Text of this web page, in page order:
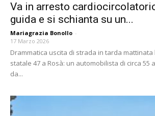
Va in arresto
guida e si schianta su un...
Mariagrazia Bonollo -
17 Marzo 2026
Drammatica uscita di strada in tarda
statale 47 a Rosà: un automobilista di circa 55
da...